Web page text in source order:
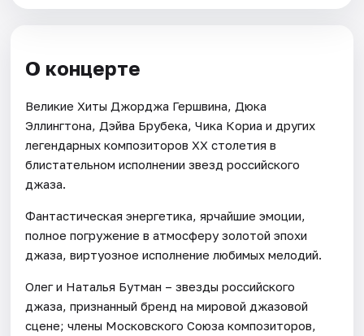
О концерте
Великие Хиты Джорджа Гершвина, Дюка
Эллингтона, Дэйва Брубека, Чика Кориа и других
легендарных композиторов XX столетия в
блистательном исполнении звезд российского
джаза.
Фантастическая энергетика, ярчайшие эмоции,
полное погружение в атмосферу золотой эпохи
джаза, виртуозное исполнение любимых мелодий.
Олег и Наталья Бутман – звезды российского
джаза, признанный бренд на мировой джазовой
сцене; члены Московского Союза композиторов,